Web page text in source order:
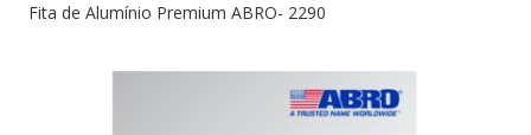
Fita de Alumínio Premium ABRO- 2290